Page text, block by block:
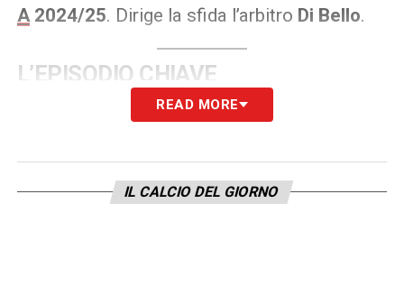
A 2024/25. Dirige la sfida l’arbitro Di Bello.
L’EPISODIO CHIAVE
Al 52′ l’arbitro ha espulso Coulibaly del
confermata dal Var, ma forse un po’
generosa.
READ MORE
IL CALCIO DEL GIORNO